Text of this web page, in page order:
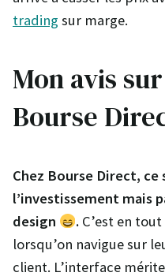
trading sur marge.
Mon avis
Bourse
Chez Bourse Direct,
l’investissement mais
design
. C’est en
lorsqu’on navigue sur
client. L’interface